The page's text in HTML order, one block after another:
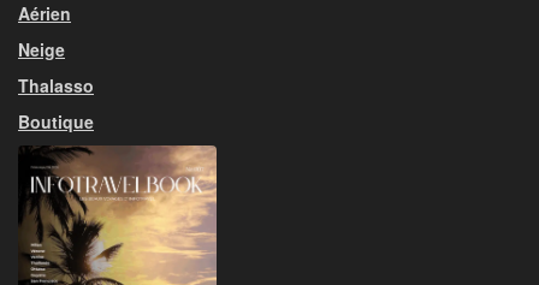
Aérien
Neige
Thalasso
Boutique